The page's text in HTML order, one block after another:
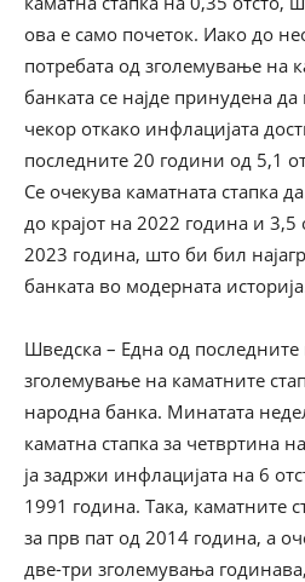
ова е само почеток. Иако до
потребата од зголемување на
банката се најде принудена
чекор откако инфлацијата
последните 20 години од 5,1
Се очекува каматната стапка
до крајот на 2022 година и 3,5
2023 година, што би бил
банката во модерната
Шведска – Една од
зголемување на каматните
народна банка. Минатата
каматна стапка за четвртина
ја задржи инфлацијата на 6
1991 година. Така, каматните
за прв пат од 2014 година, а
две-три зголемувања